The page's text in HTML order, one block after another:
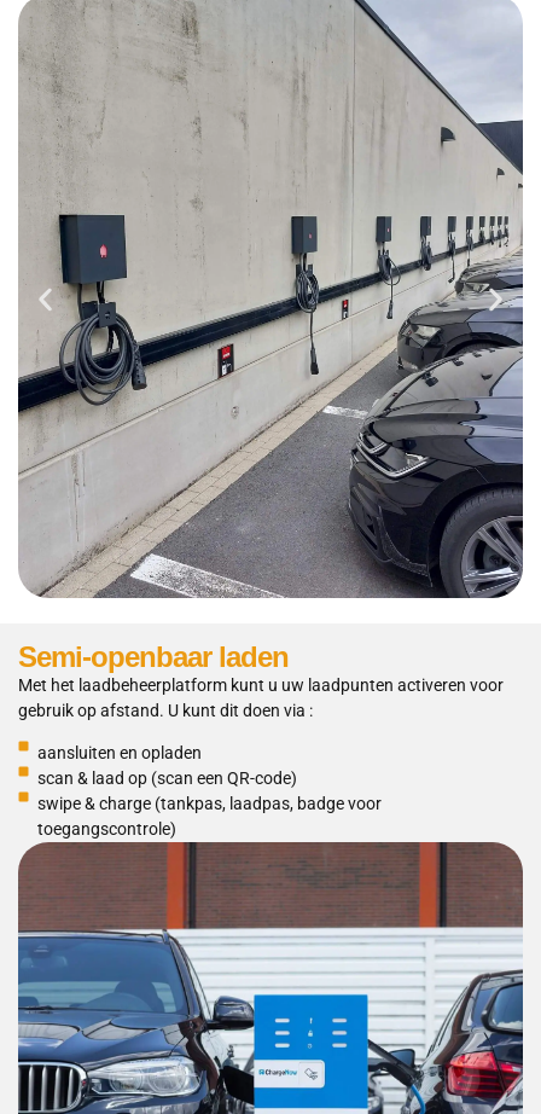
Semi-openbaar laden
Met het laadbeheerplatform kunt u uw laadpunten activeren voor
gebruik op afstand. U kunt dit doen via :
aansluiten en opladen
scan & laad op (scan een QR-code)
swipe & charge (tankpas, laadpas, badge voor
toegangscontrole)